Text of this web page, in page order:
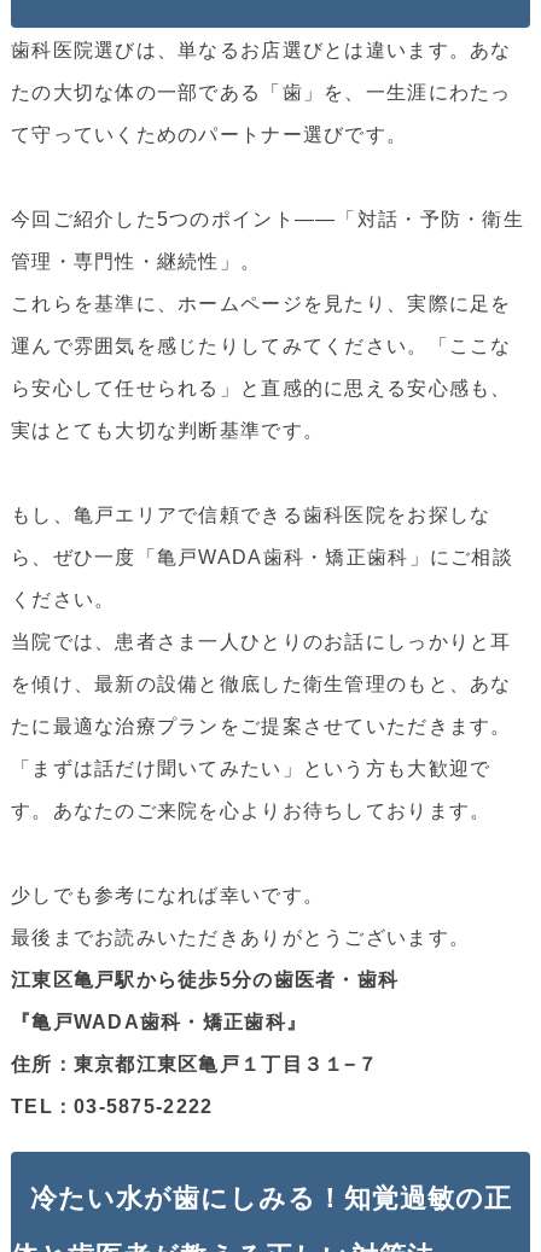
歯科医院選びは、単なるお店選びとは違います。あな
たの大切な体の一部である「歯」を、一生涯にわたっ
て守っていくためのパートナー選びです。
今回ご紹介した5つのポイント――「対話・予防・衛生
管理・専門性・継続性」。
これらを基準に、ホームページを見たり、実際に足を
運んで雰囲気を感じたりしてみてください。「ここな
ら安心して任せられる」と直感的に思える安心感も、
実はとても大切な判断基準です。
もし、亀戸エリアで信頼できる歯科医院をお探しな
ら、ぜひ一度「亀戸WADA歯科・矯正歯科」にご相談
ください。
当院では、患者さま一人ひとりのお話にしっかりと耳
を傾け、最新の設備と徹底した衛生管理のもと、あな
たに最適な治療プランをご提案させていただきます。
「まずは話だけ聞いてみたい」という方も大歓迎で
す。あなたのご来院を心よりお待ちしております。
少しでも参考になれば幸いです。
最後までお読みいただきありがとうございます。
江東区亀戸駅から徒歩5分の歯医者・歯科
『亀戸WADA歯科・矯正歯科』
住所：東京都江東区亀戸１丁目３１−７
TEL：03-5875-2222
冷たい水が歯にしみる！知覚過敏の正